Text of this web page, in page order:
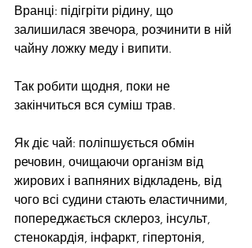
Вранці: підігріти рідину, що
залишилася звечора, розчинити в ній
чайну ложку меду і випити.
Так робити щодня, поки не
закінчиться вся суміш трав.
Як діє чай: поліпшується обмін
речовин, очищаючи організм від
жирових і вапняних відкладень, від
чого всі судини стають еластичними,
попереджається склероз, інсульт,
стенокардія, інфаркт, гіпертонія,